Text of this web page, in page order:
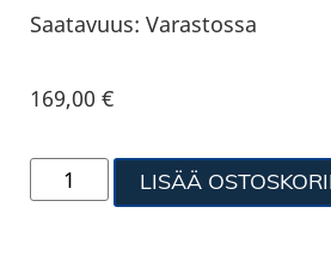
Saatavuus: Varastossa
169,00€
LISÄÄ